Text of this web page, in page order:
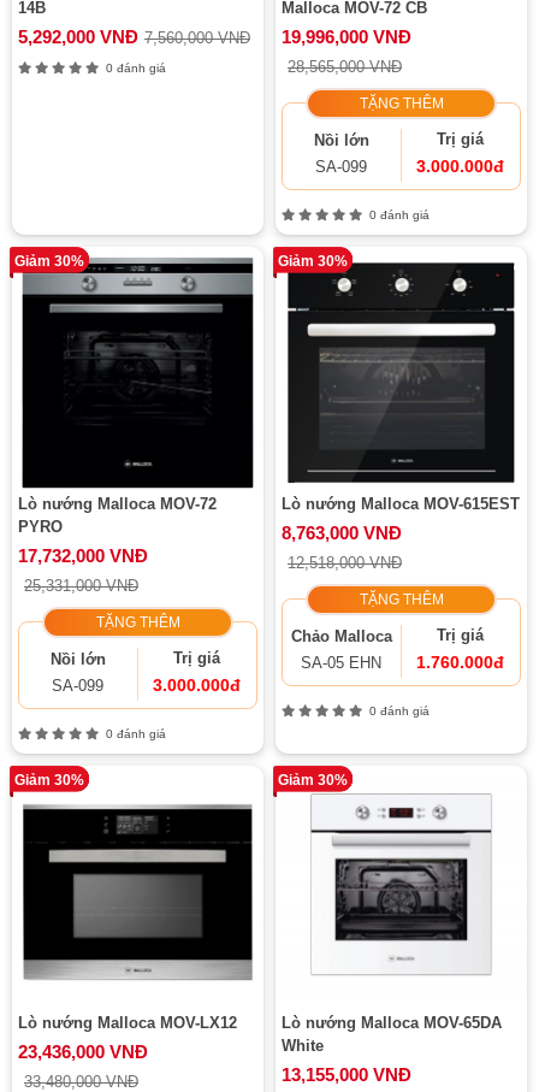
14B
5,292,000 VNĐ 7,560,000 VNĐ
0 đánh giá
Malloca MOV-72 CB
19,996,000 VNĐ
28,565,000 VNĐ
TẶNG THÊM
Nồi lớn
SA-099
Trị giá
3.000.000đ
0 đánh giá
Giảm 30%
Lò nướng Malloca MOV-72
PYRO
17,732,000 VNĐ
25,331,000 VNĐ
TẶNG THÊM
Nồi lớn
SA-099
Trị giá
3.000.000đ
0 đánh giá
Giảm 30%
Lò nướng Malloca MOV-615EST
8,763,000 VNĐ
12,518,000 VNĐ
TẶNG THÊM
Chảo Malloca
SA-05 EHN
Trị giá
1.760.000đ
0 đánh giá
Giảm 30%
Lò nướng Malloca MOV-LX12
23,436,000 VNĐ
33,480,000 VNĐ
Giảm 30%
Lò nướng Malloca MOV-65DA
White
13,155,000 VNĐ